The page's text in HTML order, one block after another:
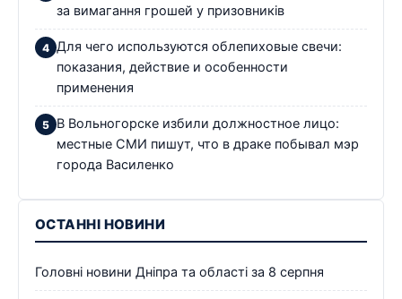
за вимагання грошей у призовників
Для чего используются облепиховые свечи:
показания, действие и особенности
применения
В Вольногорске избили должностное лицо:
местные СМИ пишут, что в драке побывал мэр
города Василенко
ОСТАННІ НОВИНИ
Головні новини Дніпра та області за 8 серпня